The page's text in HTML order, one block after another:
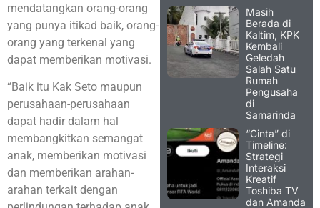
mendatangkan orang-orang
yang punya itikad baik, orang-
orang yang terkenal yang
dapat memberikan motivasi.
“Baik itu Kak Seto maupun
perusahaan-perusahaan
dapat hadir dalam hal
membangkitkan semangat
anak, memberikan motivasi
dan memberikan arahan-
arahan terkait dengan
Masih
Berada di
Kaltim, KPK
Kembali
Geledah
Salah Satu
Rumah
Pengusaha
di
Samarinda
“Cinta” di
Timeline:
Strategi
Interaksi
Kreatif
Toshiba TV
dan Amanda